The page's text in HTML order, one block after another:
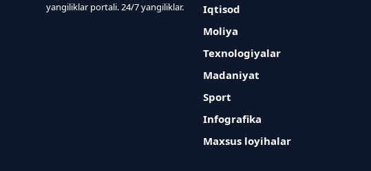
yangiliklar portali. 24/7 yangiliklar.
Iqtisod
Moliya
Texnologiyalar
Madaniyat
Sport
Infografika
Maxsus loyihalar